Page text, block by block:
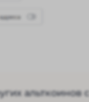
альткоинов c